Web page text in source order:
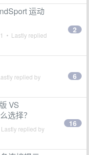
运动
• Lastly replied
2
replied by 6
VS
选择？
Lastly replied by
16